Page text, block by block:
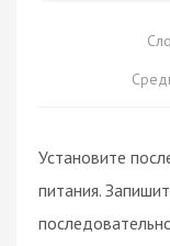
Установите
питания.